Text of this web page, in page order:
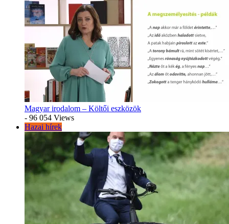
Magyar irodalom – Költői eszközök
- 96 054 Views
Hazai hírek